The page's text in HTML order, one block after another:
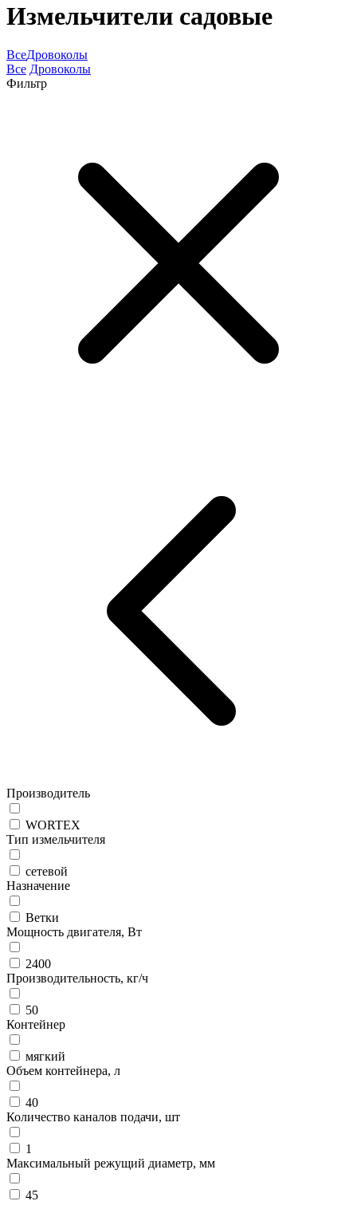
Измельчители садовые
ВсеДровоколы
Все Дровоколы
Фильтр
Производитель
WORTEX
Тип измельчителя
сетевой
Назначение
Ветки
Мощность двигателя, Вт
2400
Производительность, кг/ч
50
Контейнер
мягкий
Объем контейнера, л
40
Количество каналов подачи, шт
1
Максимальный режущий диаметр, мм
45